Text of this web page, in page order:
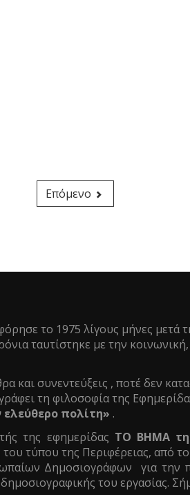
Επόμενο
το 1975 λίγους μήνες μετά
ταυτίστηκε με την κοινωνική,
και συνεντεύξεις , ποτέ δεν
τη φιλοσοφία της
πολίτη» .
της εφημερίδας ΤΟ ΒΗΜΑ
τύπου της Περιφέρειας, από
Δημοσιογράφων για την
του εργασίας.